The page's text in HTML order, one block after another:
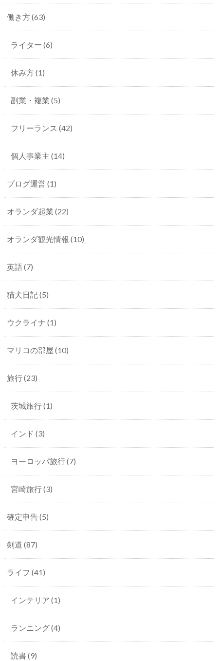
働き方(63)
ライター (6)
休み方(1)
副業・複業 (5)
フリーランス (42)
個人事業主 (14)
ブログ運営 (1)
オランダ起業 (22)
オランダ観光情報 (10)
英語(7)
猫犬日記(5)
ウクライナ (1)
マリコの部屋 (10)
旅行(23)
茨城旅行(1)
インド (3)
ヨーロッパ旅行(7)
宮崎旅行(3)
確定申告(5)
剣道 (87)
ライフ (41)
インテリア (1)
ランニング(4)
読書(9)